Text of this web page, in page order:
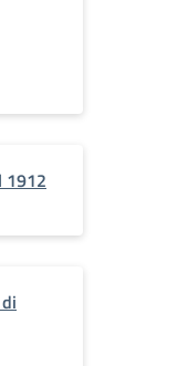
1912